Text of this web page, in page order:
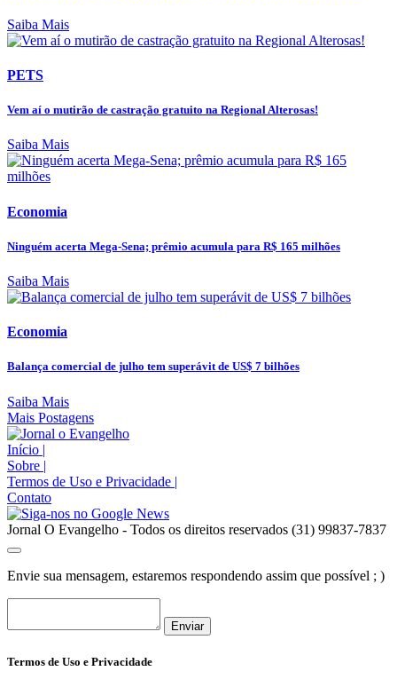
Saiba Mais
PETS
Vem aí o mutirão de castração gratuito na Regional Alterosas!
Saiba Mais
Economia
Ninguém acerta Mega-Sena; prêmio acumula para R$ 165 milhões
Saiba Mais
Economia
Balança comercial de julho tem superávit de US$ 7 bilhões
Saiba Mais
Mais Postagens
Início |
Sobre |
Termos de Uso e Privacidade |
Contato
Jornal O Evangelho - Todos os direitos reservados (31) 99837-7837
Envie sua mensagem, estaremos respondendo assim que possível ; )
Enviar
Termos de Uso e Privacidade